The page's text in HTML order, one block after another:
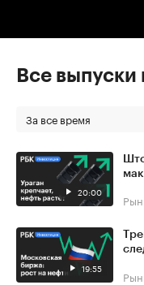
Все
За все время
20:00
19:55